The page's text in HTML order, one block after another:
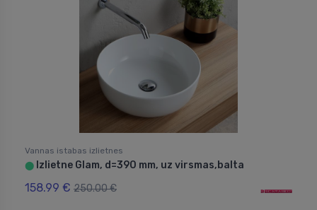
Vannas istabas izlietnes
⬤ Izlietne Glam, d=390 mm, uz virsmas,balta
158.99 € 250.00 €